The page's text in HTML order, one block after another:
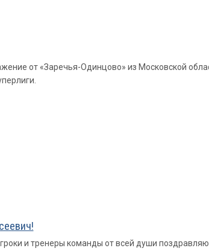
от «Заречья-Одинцово» из Московской
и тренеры команды от всей души